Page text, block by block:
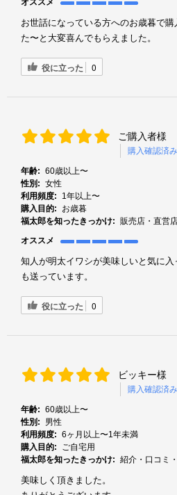
オススメ
お世話になっている方へのお歳暮で
た〜と大変喜んでもらえました。
役に立った 0
ご購入者様
購入確認済み
年齢: 60歳以上〜
性別: 女性
利用頻度:
1年以上〜
購入目的:
お歳暮
福太郎を知ったきっかけ: 販売店・直営
オススメ
知人が明太イワシが美味しいと気に
も送っています。
役に立った 0
ビッキー様
購入確認済み
年齢: 60歳以上〜
性別:
男性
利用頻度: 6ヶ月以上〜1年未満
購入目的:
ご自宅用
福太郎を知ったきっかけ: 紹介・口コミ
美味しく頂きました。